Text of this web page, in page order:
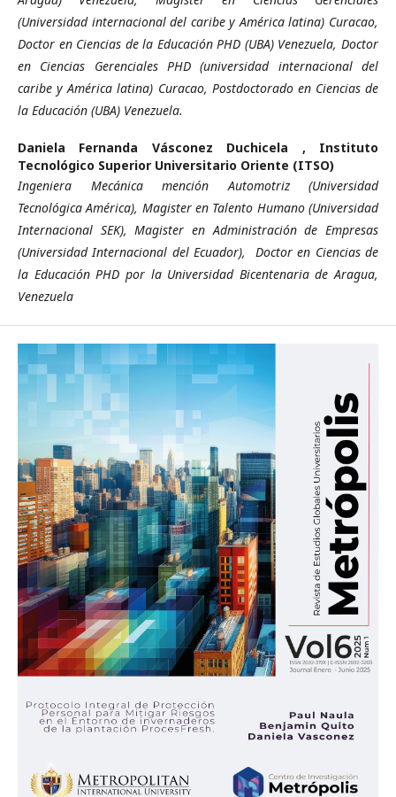
(Universidad internacional del caribe y América latina) Curacao,
Doctor en Ciencias de la Educación PHD (UBA) Venezuela, Doctor
en Ciencias Gerenciales PHD (universidad internacional del
caribe y América latina) Curacao, Postdoctorado en Ciencias de
la Educación (UBA) Venezuela.
Daniela Fernanda Vásconez Duchicela , Instituto
Tecnológico Superior Universitario Oriente (ITSO)
Ingeniera Mecánica mención Automotriz (Universidad
Tecnológica América), Magister en Talento Humano (Universidad
Internacional SEK), Magister en Administración de Empresas
(Universidad Internacional del Ecuador), Doctor en Ciencias de
la Educación PHD por la Universidad Bicentenaria de Aragua,
Venezuela